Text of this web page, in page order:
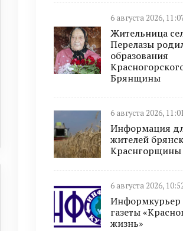
6 августа 2026,
Жительница
Перелазы
образования
Брянщины
6 августа 2026, 11:01
Информация
жителей
Краснгорщины
6 августа 2026,
Информкурьер
газеты
жизнь»